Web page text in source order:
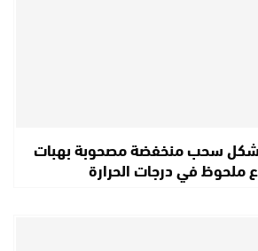
سحب منخفضة مصحوبة بهبات
ملحوظ في درجات الحرارة